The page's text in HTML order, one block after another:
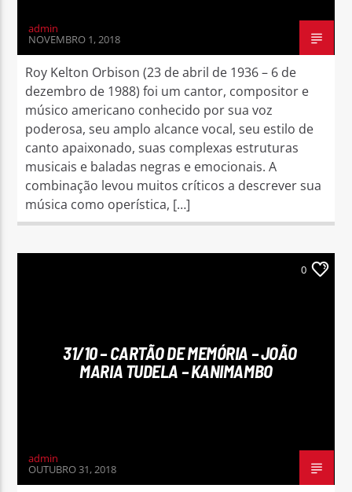
admin
NOVEMBRO 1, 2018
Roy Kelton Orbison (23 de abril de 1936 – 6 de
dezembro de 1988) foi um cantor, compositor e
músico americano conhecido por sua voz
poderosa, seu amplo alcance vocal, seu estilo de
canto apaixonado, suas complexas estruturas
musicais e baladas negras e emocionais. A
combinação levou muitos críticos a descrever sua
música como operística, […]
0
31/10 – CARTÃO DE MEMÓRIA – JOÃO
MARIA TUDELA – KANIMAMBO
admin
OUTUBRO 31, 2018